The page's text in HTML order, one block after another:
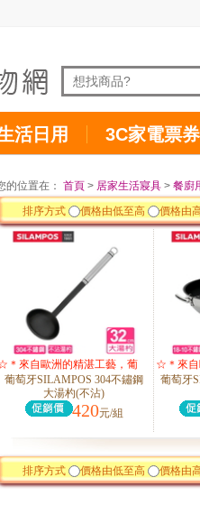
活日用 3C家電票券
的位置在： 首頁 > 居家生活寢具 > 餐廚
排序方式
價格由低至高 價格由
＊來自歐洲的精湛工藝，葡
萄牙皇室的象徵＊☆ 回饋搶購
價↘65折起
葡萄牙SILAMPOS 304不鏽鋼
大湯杓(不沾)
420元/組
☆＊來自
萄牙皇
葡萄牙
排序方式 價格由低至高 價格由